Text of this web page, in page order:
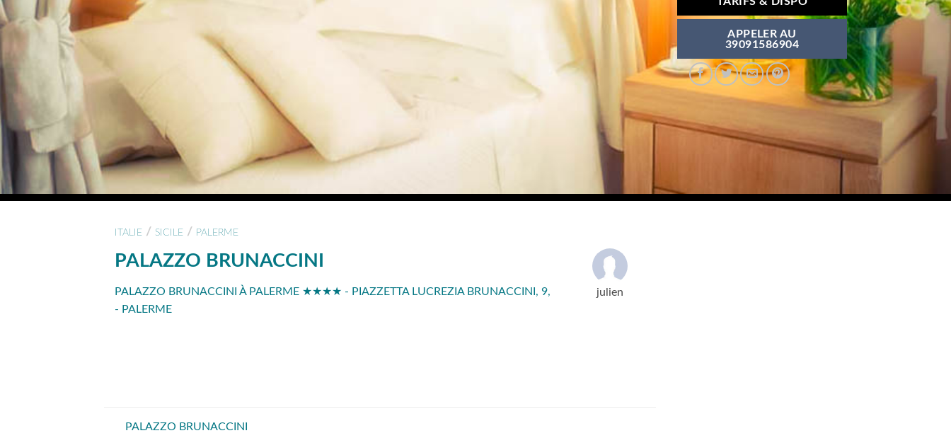
ITALIE / SICILE / PALERME
PALAZZO BRUNACCINI
PALAZZO BRUNACCINI À PALERME ★★★★ - PIAZZETTA LUCREZIA BRUNACCINI, 9,
- PALERME
julien
PALAZZO BRUNACCINI
APPELER AU
39091586904